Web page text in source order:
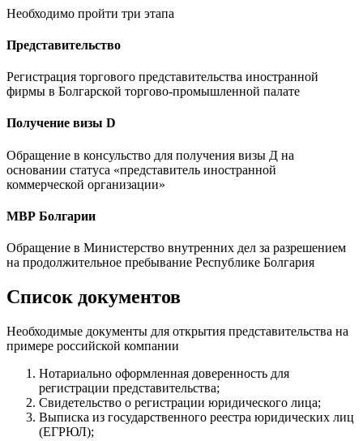
Необходимо пройти три этапа
Представительство
Регистрация торгового представительства иностранной
фирмы в Болгарской торгово-промышленной палате
Получение визы D
Обращение в консульство для получения визы Д на
основании статуса «представитель иностранной
коммерческой организации»
МВР Болгарии
Обращение в Министерство внутренних дел за разрешением
на продолжительное пребывание Республике Болгария
Список документов
Необходимые документы для открытия представительства на
примере российской компании
Нотариально оформленная доверенность для
регистрации представительства;
Свидетельство о регистрации юридического лица;
Выписка из государственного реестра юридических лиц
(ЕГРЮЛ);